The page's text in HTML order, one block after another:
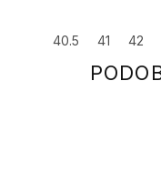
40.5 41 42